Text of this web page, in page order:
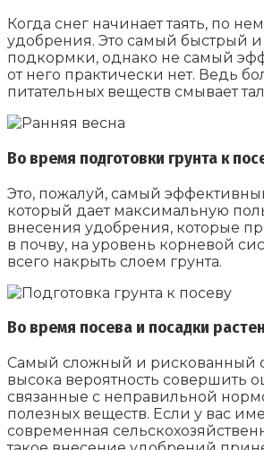
Когда снег начинает таять, по
удобрения. Это самый быстрый и
подкормки, однако не самый
от него практически нет. Ведь
питательных веществ смывает
Во время подготовки грунта к
Это, пожалуй, самый
который дает максимальную
внесения удобрения, которые
в почву, на уровень корневой
всего накрыть слоем грунта.
Во время посева и посадки
Самый сложный и рискованный
высока вероятность совершить
связанные с неправильной
полезных веществ. Если у вас
современная